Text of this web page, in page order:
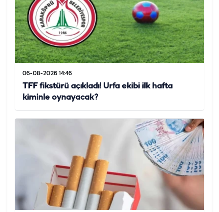
06-08-2026 14:46
TFF fikstürü açıkladı! Urfa ekibi ilk hafta
kiminle oynayacak?